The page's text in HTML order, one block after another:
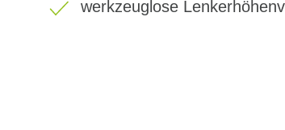
werkzeuglose